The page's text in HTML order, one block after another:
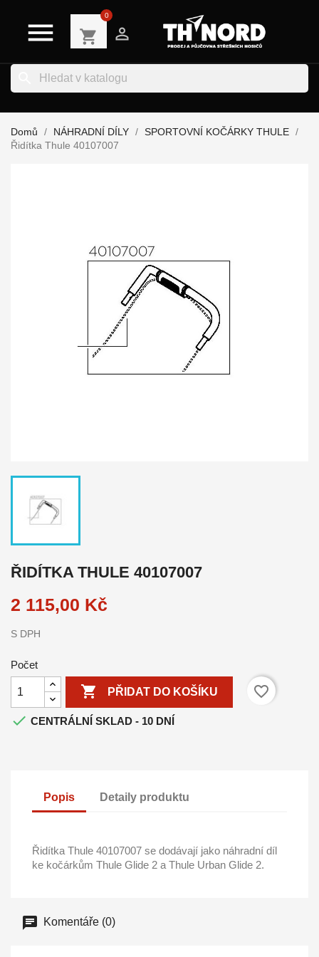
 shopping_cart
0

Domů NÁHRADNÍ DÍLY
SPORTOVNÍ KOČÁRKY THULE
Řidítka Thule 40107007
ŘIDÍTKA THULE 40107007
2 115,00 Kč
S DPH
Počet
 PŘIDAT DO KOŠÍKU
favorite_border
 CENTRÁLNÍ SKLAD - 10 DNÍ
Popis Detaily produktu
Řidítka Thule 40107007 se dodávají jako náhradní díl
ke kočárkům Thule Glide 2 a Thule Urban Glide 2.
Komentáře (0)